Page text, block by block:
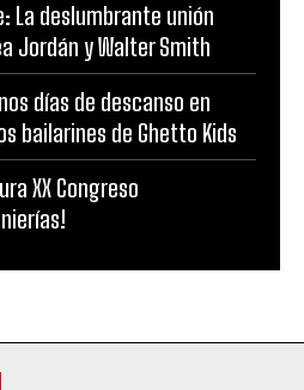
La deslumbrante unión
Jordán y Walter Smith
días de descanso en
bailarines de Ghetto Kids
XX Congreso